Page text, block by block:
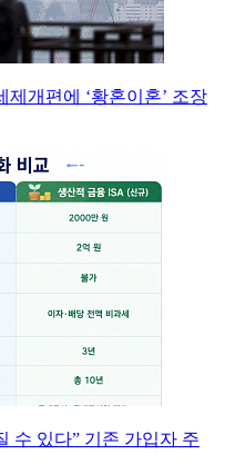
제개편에 ‘황혼이혼’ 조장
수 있다” 기존 가입자 주